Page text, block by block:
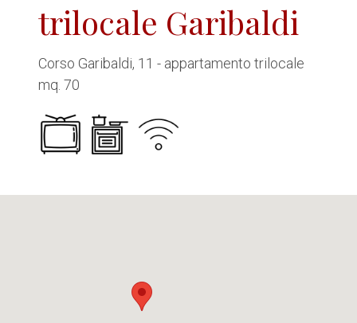
trilocale Garibaldi
Corso Garibaldi, 11 - appartamento trilocale
mq. 70